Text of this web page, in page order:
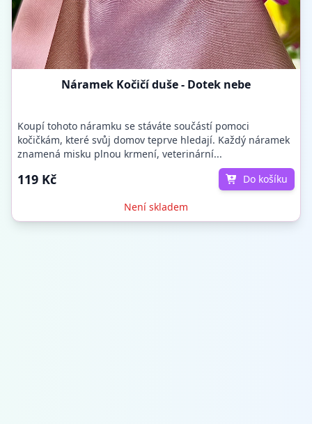
Náramek Kočičí duše - Dotek nebe
Koupí tohoto náramku se stáváte součástí pomoci
kočičkám, které svůj domov teprve hledají. Každý náramek
znamená misku plnou krmení, veterinární...
119 Kč Do košíku
Není skladem